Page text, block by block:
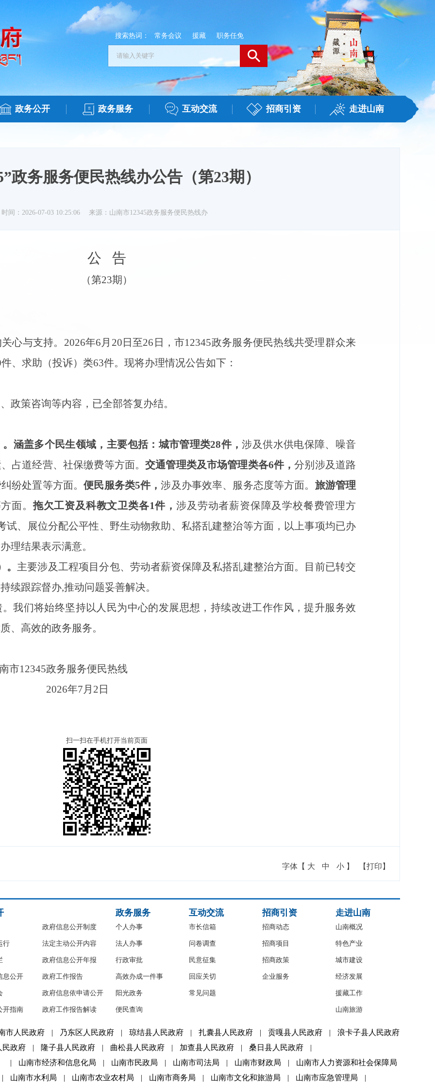
搜索热词： 常务会议 援藏 职务任免
政务公开 政务服务 互动交流 招商引资 走进山南
政务服务便民热线办公告（第23期）
时间：2026-07-03 10:25:06 来源：山南市12345政务服务便民热线办
公 告
（第23期）
心与支持。 2026年6月 20 日至26 日，市12345政务服务便民热线共受理群众来
件、 求助（投诉）类63件。现将办理情况公告如下：
、 政策咨询等内容， 已全部答复办结。
涵盖多个民生领域，主要包括：城市管理类28件，涉及供水供电保障、噪音
、 占道经营、社保缴费等方面。交通管理类及市场管理类各6件，分别 涉及道路
纷处置等方面。便民服务类5件，涉及 办事效率、 服务态度等方面。 旅游管理
面。拖欠工资及科教文卫类各1件，涉及劳动者薪资保障及学校餐费管理方
试、
展位分配公平性、野生动物救助、私搭乱建整治等方面， 以上事项均已办
理结果表示满意。
。 主要涉及工程项目分包、劳动者薪资保障及私搭乱建整治方面。 目前已转交
续跟踪督办,推动问题妥善解决。
。我们将始终坚持以人民为中心的发展思想， 持续改进工作作风，提升服务效
、高效的政务服务。
市12345政务服务便民热线
2026年7月 2 日
扫一扫在手机打开当前页面
字体【 大 中 小 】 【打印】
行
息公开
开指南
政府信息公开制度
法定主动公开内容
政府信息公开年报
政府工作报告
政府信息依申请公开
政府工作报告解读
政务服务
个人办事
法人办事
行政审批
高效办成一件事
阳光政务
便民查询
互动交流
市长信箱
问卷调查
民意征集
回应关切
常见问题
招商引资
招商动态
招商项目
招商政策
企业服务
走进山南
山南概况
特色产业
城市建设
经济发展
援藏工作
山南旅游
市人民政府 | 乃东区人民政府 | 琼结县人民政府 | 扎囊县人民政府 | 贡嘎县人民政府 |
浪卡子县人民政府
民政府
| 隆子县人民政府 | 曲松县人民政府 | 加查县人民政府 | 桑日县人民政府
|
| 山南市经济和信息化局 | 山南市民政局 | 山南市司法局 | 山南市财政局 |
山南市人力资源和社会保障局
|
山南市水利局 | 山南市农业农村局 | 山南市商务局 | 山南市文化和旅游局 | 山南市应急管理局 |